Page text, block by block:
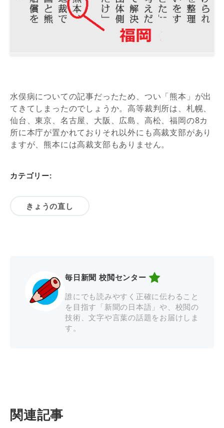
水俣病についての記事だったため、つい 「熊本」が出
てきてしまったのでしょうか。高等裁判所は、札幌、
仙台、東京、 名古屋、大阪、広島、高松、福岡の8カ
所に本庁が置かれておりそれ以外にも高裁支部があり
ますが、熊本には高裁支部もありません。
カテゴリー:
きょうの直し
毎日新聞 校閲センター
誰にでも読みやすく正確に伝わること
を目指す「新聞の日本語」や、校閲の
技術、文字や言葉の話題をお届けしま
す。
関連記事